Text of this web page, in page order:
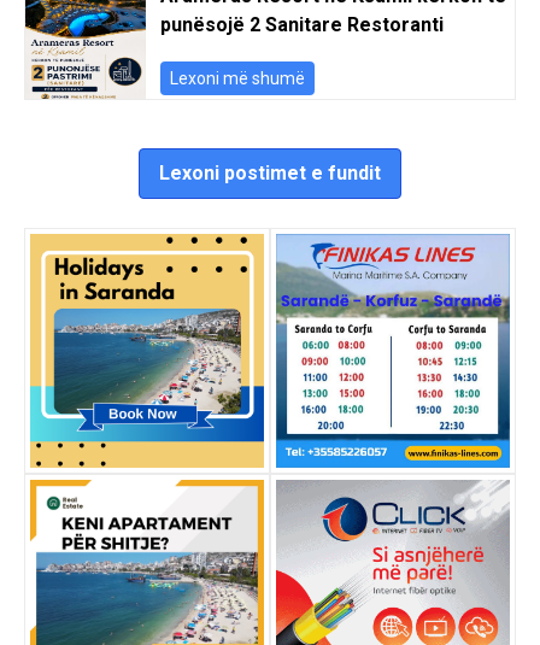
punësojë 2 Sanitare Restoranti
Lexoni më shumë
Lexoni postimet e fundit